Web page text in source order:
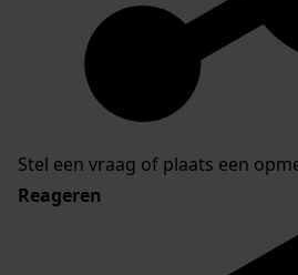
Stel een vraag of plaats een
Reageren